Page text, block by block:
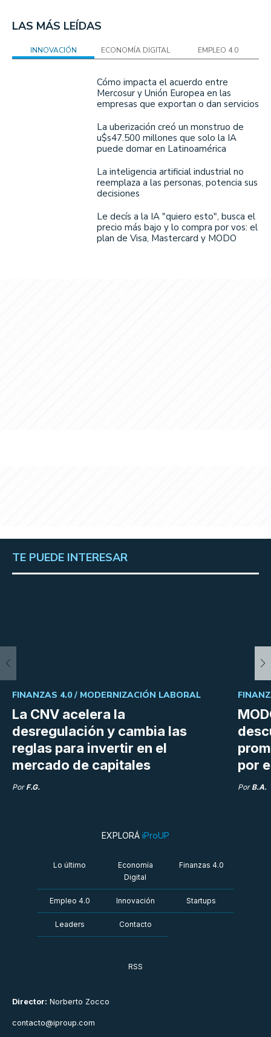
LAS MÁS LEÍDAS
INNOVACIÓN ECONOMÍA DIGITAL EMPLEO 4.0
Cómo impacta el acuerdo entre
Mercosur y Unión Europea en las
empresas que exportan o dan servicios
La uberización creó un monstruo de
u$s47.500 millones que solo la IA
puede domar en Latinoamérica
La inteligencia artificial industrial no
reemplaza a las personas, potencia sus
decisiones
Le decís a la IA "quiero esto", busca el
precio más bajo y lo compra por vos: el
plan de Visa, Mastercard y MODO
TE PUEDE INTERESAR
La CNV acelera la
desregulación y cambia las
reglas para invertir en el
mercado de capitales
FINANZAS 4.0 / MODERNIZACIÓN LABORAL
Por F.G.
por
Por B.A.
Director: Norberto Zocco
contacto@iproup.com
EXPLORÁ iProUP
Lo último
Economía
Digital
Finanzas 4.0
Empleo 4.0 Innovación Startups
Leaders Contacto
RSS